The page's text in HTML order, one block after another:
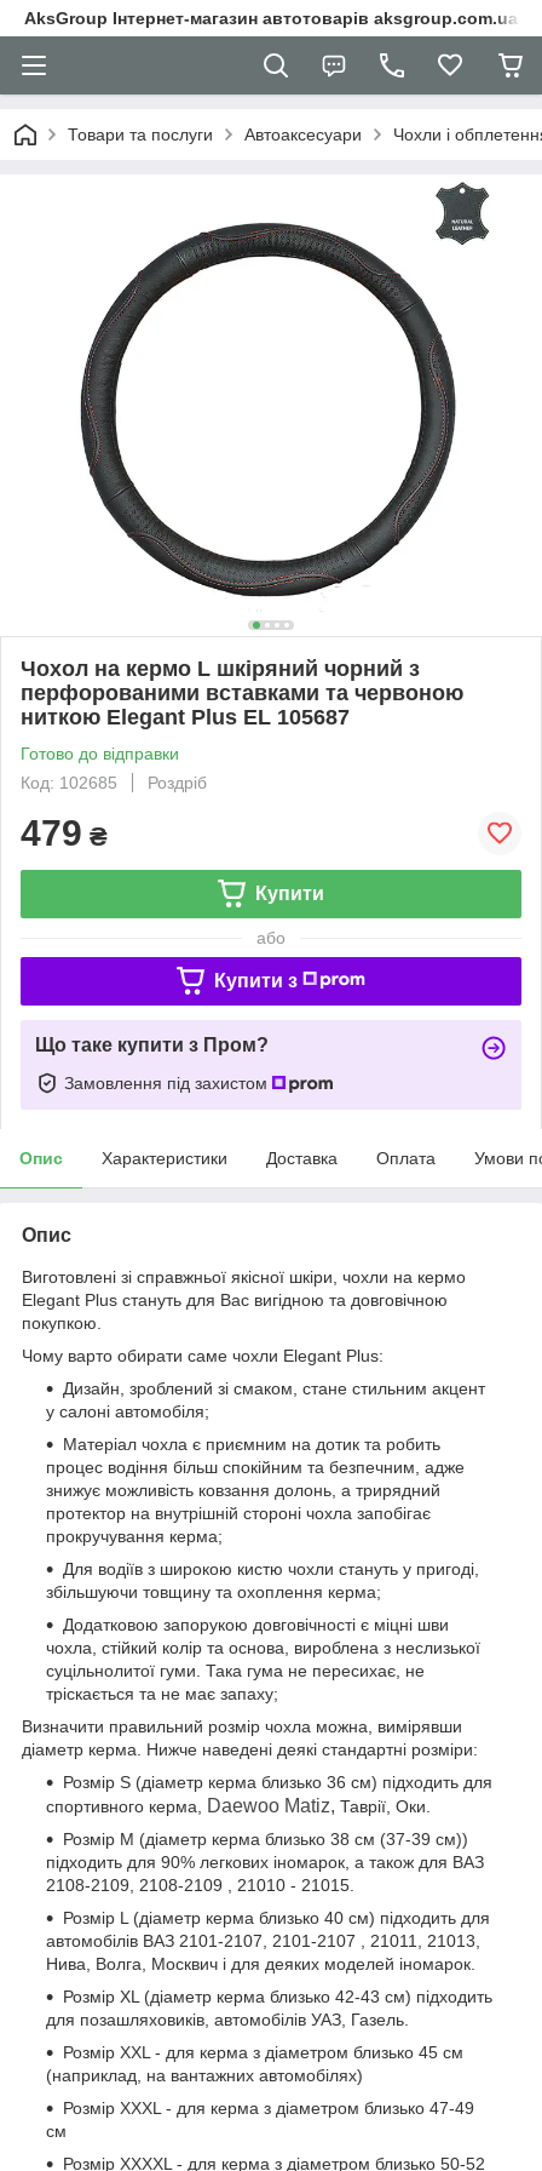
AksGroup Інтернет-магазин автотоварів aksgroup.com.ua
Товари та послуги Автоаксесуари Чохли і
Чохол на кермо L шкіряний чорний з
перфорованими вставками та червоною
ниткою Elegant Plus EL 105687
Готово до відправки
Код: 102685
Роздріб
479 ₴
Купити
або
Купити з
Що таке купити з Пром?
Замовлення під захистом
Опис Характеристики Доставка Оплата Умови
Опис
Виготовлені зі справжньої якісної шкіри, чохли на кермо
Elegant Plus стануть для Вас вигідною та довговічною
покупкою.
Чому варто обирати саме чохли Elegant Plus:
Дизайн, зроблений зі смаком, стане стильним акцент
у салоні автомобіля;
Матеріал чохла є приємним на дотик та робить
процес водіння більш спокійним та безпечним, адже
знижує можливість ковзання долонь, а трирядний
протектор на внутрішній стороні чохла запобігає
прокручування керма;
Для водіїв з широкою кистю чохли стануть у пригоді,
збільшуючи товщину та охоплення керма;
Додатковою запорукою довговічності є міцні шви
чохла, стійкий колір та основа, вироблена з неслизької
суцільнолитої гуми. Така гума не пересихає, не
тріскається та не має запаху;
Визначити правильний розмір чохла можна, вимірявши
діаметр керма. Нижче наведені деякі стандартні розміри:
Розмір S (діаметр керма близько 36 см) підходить для
спортивного керма,
Daewoo Matiz, Таврії, Оки.
Розмір М (діаметр керма близько 38 см (37-39 см))
підходить для 90% легкових іномарок, а також для ВАЗ
2108-2109, 2108-2109 , 21010 - 21015.
Розмір L (діаметр керма близько 40 см) підходить для
автомобілів ВАЗ 2101-2107, 2101-2107 , 21011, 21013,
Нива, Волга, Москвич і для деяких моделей іномарок.
Розмір XL (діаметр керма близько 42-43 см) підходить
для позашляховиків, автомобілів УАЗ, Газель.
Розмір XXL - для керма з діаметром близько 45 см
(наприклад, на вантажних автомобілях)
Розмір XXXL - для керма з діаметром близько 47-49
см
Розмір XXXXL - для керма з діаметром близько 50-52